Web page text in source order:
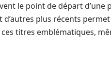
le point de départ d’une
plus récents
titres emblématiques,